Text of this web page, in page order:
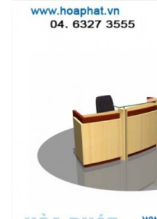
10 triệu và ở gần thì chúng tôi miễn
hàng nhỏ hơn, ở xa thì phí vận chuyển
nhân viên kinh doanh và khách hàng.
Phí vận
h sách hỗ trợ giá đối với
lớn, liên hệ NVKD để biết chi
Chính sách bảohành sản
Hoà Phát như thế nào ?
1. Thời gian bảo hành khi mua sản
trình Hòa Phát là: 12 tháng
2. Điều kiện được bảo hành
- Sản phẩm bị hỏng hóc, sự cố do lỗi